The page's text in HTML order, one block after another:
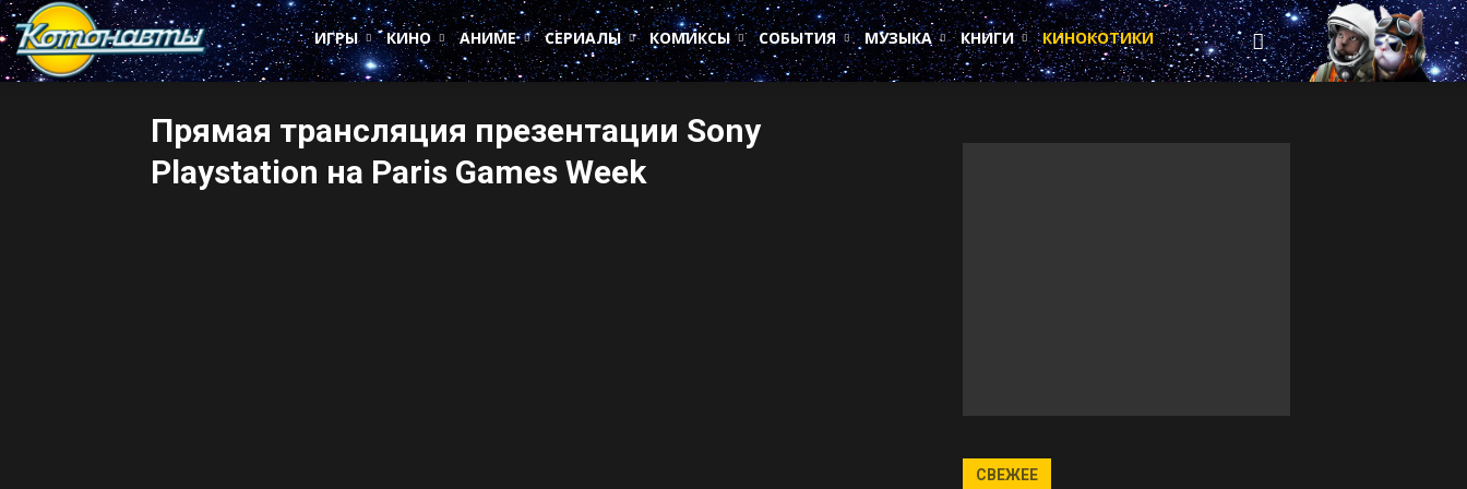
Котонавты
ИГРЫ
КИНО АНИМЕ СЕРИАЛЫ КОМИКСЫ СОБЫТИЯ МУЗЫКА КНИГИ КИНОКОТИКИ
Прямая трансляция презентации Sony
Playstation на Paris Games Week
СВЕЖЕЕ